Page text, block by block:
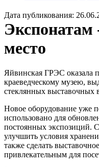
Дата публикования:
Экспонатам
место
Яйвинская ГРЭС оказала
краеведческому музею,
стеклянных выставочных
Новое оборудование уже
использовано для
постоянных экспозиций.
улучшить условия
также сделать
привлекательным для